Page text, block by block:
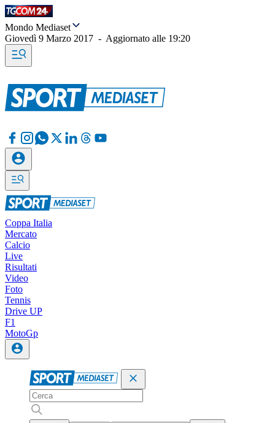
Mondo Mediaset
Giovedì 9 Marzo 2017 - Aggiornato alle 19:20
Coppa Italia
Mercato
Calcio
Live
Risultati
Video
Foto
Tennis
Drive UP
F1
MotoGp